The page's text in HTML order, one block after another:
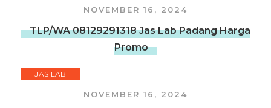
NOVEMBER 16, 2024
TLP/WA 08129291318 Jas Lab Padang Harga
Promo
JAS LAB
NOVEMBER 16, 2024